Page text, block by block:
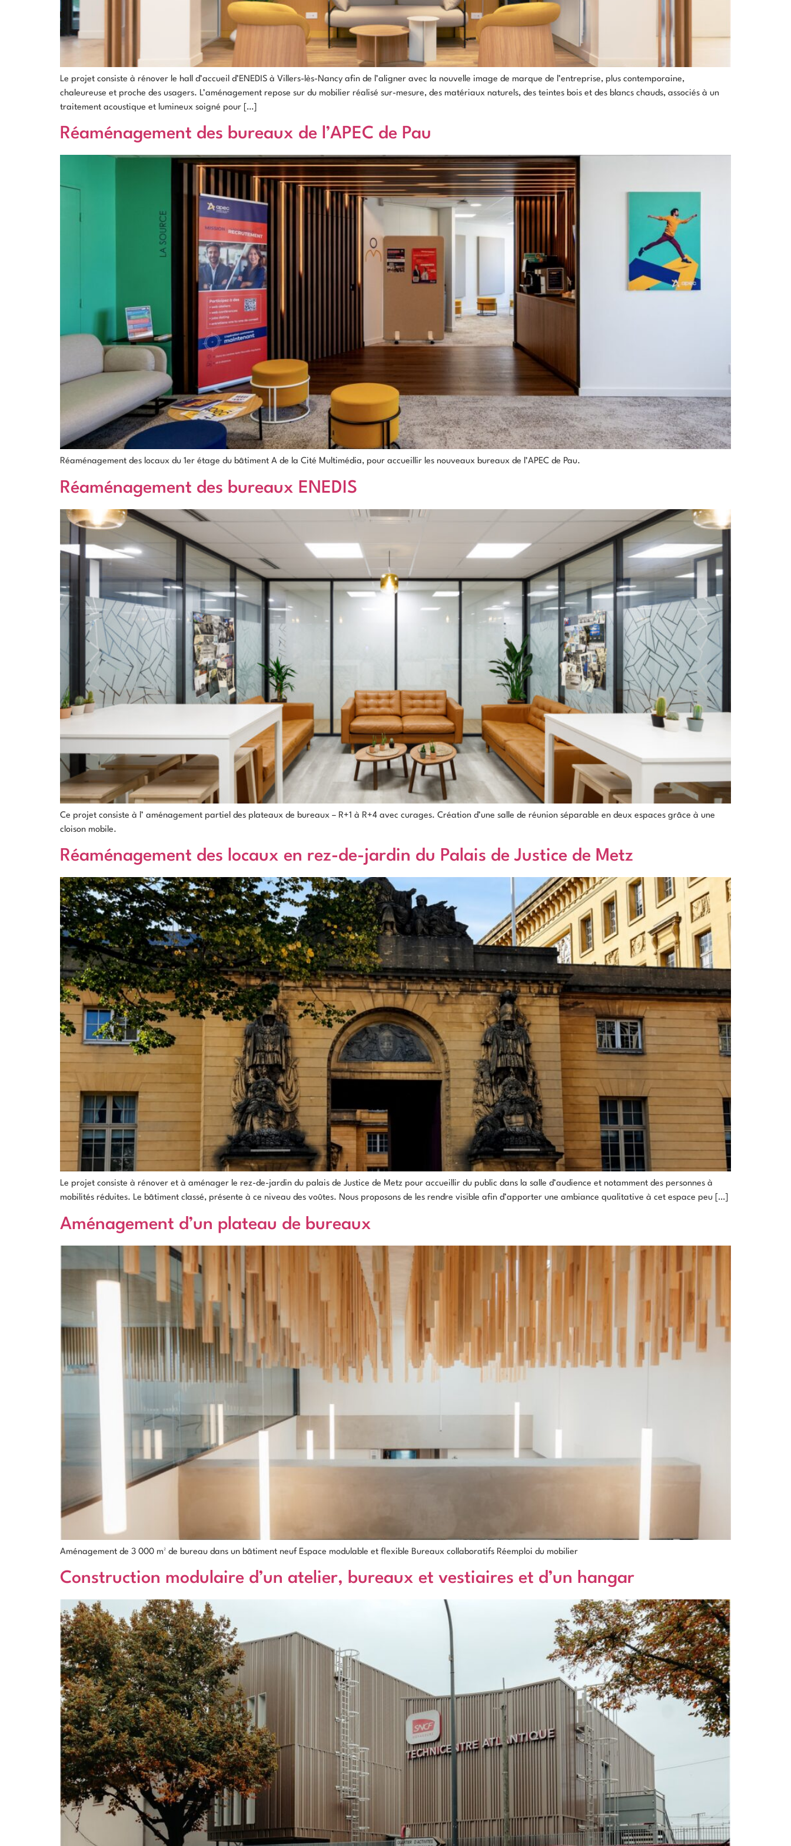
Le projet consiste à rénover le hall d’accueil d’ENEDIS à Villers-lès-Nancy afin de l’aligner avec la nouvelle image de marque de l’entreprise, plus contemporaine,
chaleureuse et proche des usagers. L’aménagement repose sur du mobilier réalisé sur-mesure, des matériaux naturels, des teintes bois et des blancs chauds, associés à un
traitement acoustique et lumineux soigné pour […]
Réaménagement des bureaux de l’APEC de Pau
Réaménagement des locaux du 1er étage du bâtiment A de la Cité Multimédia, pour accueillir les nouveaux bureaux de l’APEC de Pau.
Réaménagement des bureaux ENEDIS
Ce projet consiste à l’ aménagement partiel des plateaux de bureaux – R+1 à R+4 avec curages. Création d’une salle de réunion séparable en deux espaces grâce à une
cloison mobile.
Réaménagement des locaux en rez-de-jardin du Palais de Justice de Metz
Le projet consiste à rénover et à aménager le rez-de-jardin du palais de Justice de Metz pour accueillir du public dans la salle d’audience et notamment des personnes à
mobilités réduites. Le bâtiment classé, présente à ce niveau des voûtes. Nous proposons de les rendre visible afin d’apporter une ambiance qualitative à cet espace peu […]
Aménagement d’un plateau de bureaux
Aménagement de 3 000 m² de bureau dans un bâtiment neuf Espace modulable et flexible Bureaux collaboratifs Réemploi du mobilier
Construction modulaire d’un atelier, bureaux et vestiaires et d’un hangar